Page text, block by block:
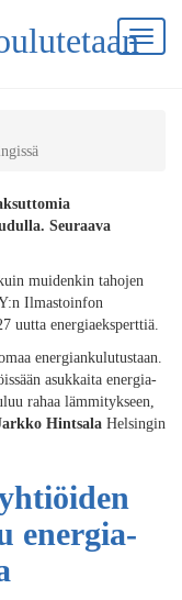
Seuraava
muidenkin tahojen
Ilmastoinfon
uutta energiaeksperttiä.
energiankulutustaan.
asukkaita energia-
rahaa lämmitykseen,
Hintsala Helsingin
energia-